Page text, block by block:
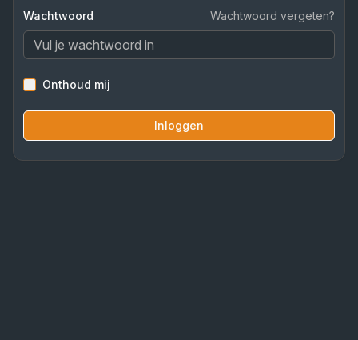
Wachtwoord Wachtwoord vergeten?
Onthoud mij
Inloggen